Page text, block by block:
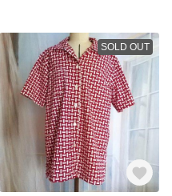
SOLD OUT